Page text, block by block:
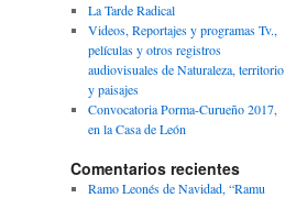
La Tarde Radical
Videos, Reportajes y programas Tv.,
películas y otros registros
audiovisuales de Naturaleza, territorio
y paisajes
Convocatoria Porma-Curueño 2017,
en la Casa de León
Comentarios recientes
Ramo Leonés de Navidad, “Ramu